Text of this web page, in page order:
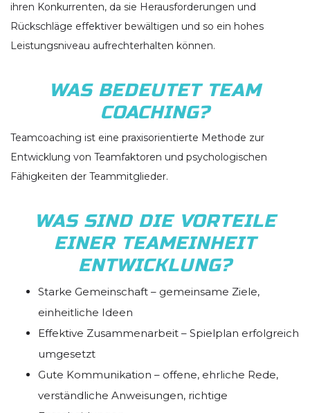
ihren Konkurrenten, da sie Herausforderungen und
Rückschläge effektiver bewältigen und so ein hohes
Leistungsniveau aufrechterhalten können.
WAS BEDEUTET TEAM
COACHING?
Teamcoaching ist eine praxisorientierte Methode zur
Entwicklung von Teamfaktoren und psychologischen
Fähigkeiten der Teammitglieder.
WAS SIND DIE VORTEILE
EINER TEAMEINHEIT
ENTWICKLUNG?
Starke Gemeinschaft – gemeinsame Ziele,
einheitliche Ideen
Effektive Zusammenarbeit – Spielplan erfolgreich
umgesetzt
Gute Kommunikation – offene, ehrliche Rede,
verständliche Anweisungen, richtige